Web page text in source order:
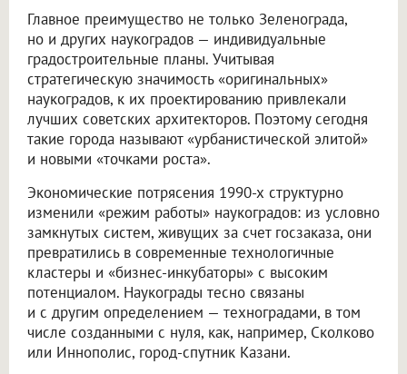
Главное преимущество не только Зеленограда,
но и других наукоградов — индивидуальные
градостроительные планы. Учитывая
стратегическую значимость «оригинальных»
наукоградов, к их проектированию привлекали
лучших советских архитекторов. Поэтому сегодня
такие города называют «урбанистической элитой»
и новыми «точками роста».
Экономические потрясения 1990-х структурно
изменили «режим работы» наукоградов: из условно
замкнутых систем, живущих за счет госзаказа, они
превратились в современные технологичные
кластеры и «бизнес-инкубаторы» с высоким
потенциалом. Наукограды тесно связаны
и с другим определением — техноградами, в том
числе созданными с нуля, как, например, Сколково
или Иннополис, город-спутник Казани.